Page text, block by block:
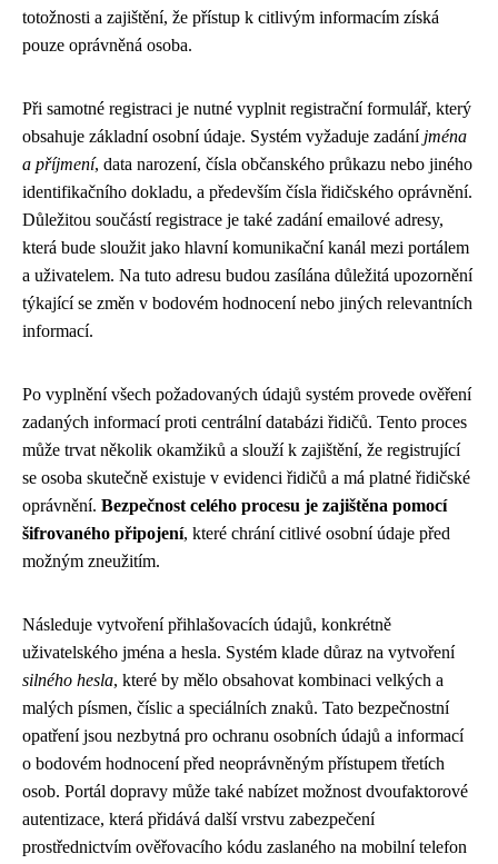
totožnosti a zajištění, že přístup k citlivým informacím získá
pouze oprávněná osoba.
Při samotné registraci je nutné vyplnit registrační formulář, který
obsahuje základní osobní údaje. Systém vyžaduje zadání jména
a příjmení, data narození, čísla občanského průkazu nebo jiného
identifikačního dokladu, a především čísla řidičského oprávnění.
Důležitou součástí registrace je také zadání emailové adresy,
která bude sloužit jako hlavní komunikační kanál mezi portálem
a uživatelem. Na tuto adresu budou zasílána důležitá upozornění
týkající se změn v bodovém hodnocení nebo jiných relevantních
informací.
Po vyplnění všech požadovaných údajů systém provede ověření
zadaných informací proti centrální databázi řidičů. Tento proces
může trvat několik okamžiků a slouží k zajištění, že registrující
se osoba skutečně existuje v evidenci řidičů a má platné řidičské
oprávnění. Bezpečnost celého procesu je zajištěna pomocí
šifrovaného připojení, které chrání citlivé osobní údaje před
možným zneužitím.
Následuje vytvoření přihlašovacích údajů, konkrétně
uživatelského jména a hesla. Systém klade důraz na vytvoření
silného hesla, které by mělo obsahovat kombinaci velkých a
malých písmen, číslic a speciálních znaků. Tato bezpečnostní
opatření jsou nezbytná pro ochranu osobních údajů a informací
o bodovém hodnocení před neoprávněným přístupem třetích
osob. Portál dopravy může také nabízet možnost dvoufaktorové
autentizace, která přidává další vrstvu zabezpečení
prostřednictvím ověřovacího kódu zaslaného na mobilní telefon